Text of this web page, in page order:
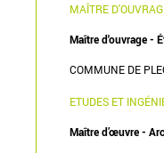
MAÎTRE
Maître d'ouvrage -
COMMUNE DE
ETUDES ET
Maître d’œuvre -